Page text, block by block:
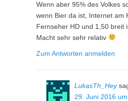
Wenn aber 95% des Volkes
wenn Bier da ist, Internet am
Fernseher HD und 1,50 breit
Macht sehr sehr relativ
Zum Antworten anmelden
LukasTh_Hey
29. Juni 2016